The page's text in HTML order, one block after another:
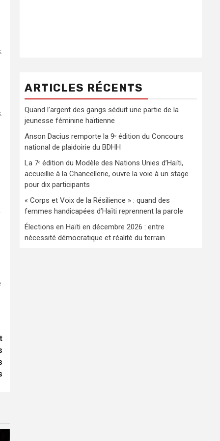
ARTICLES RÉCENTS
Quand l’argent des gangs séduit une partie de la
jeunesse féminine haïtienne
Anson Dacius remporte la 9ᵉ édition du Concours
national de plaidoirie du BDHH
La 7ᵉ édition du Modèle des Nations Unies d’Haïti,
accueillie à la Chancellerie, ouvre la voie à un stage
pour dix participants
« Corps et Voix de la Résilience » : quand des
femmes handicapées d’Haïti reprennent la parole
Élections en Haïti en décembre 2026 : entre
nécessité démocratique et réalité du terrain